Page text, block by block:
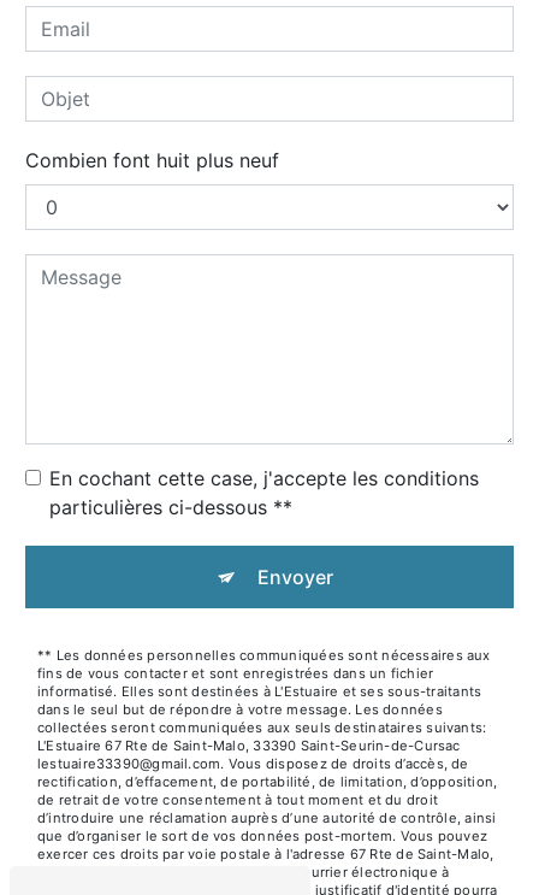
Combien font huit plus neuf
En cochant cette case, j'accepte les conditions
particulières ci-dessous **
Envoyer
** Les données personnelles communiquées sont nécessaires aux
fins de vous contacter et sont enregistrées dans un fichier
informatisé. Elles sont destinées à L'Estuaire et ses sous-traitants
dans le seul but de répondre à votre message. Les données
collectées seront communiquées aux seuls destinataires suivants:
L'Estuaire 67 Rte de Saint-Malo, 33390 Saint-Seurin-de-Cursac
lestuaire33390@gmail.com. Vous disposez de droits d’accès, de
rectification, d’effacement, de portabilité, de limitation, d’opposition,
de retrait de votre consentement à tout moment et du droit
d’introduire une réclamation auprès d’une autorité de contrôle, ainsi
que d’organiser le sort de vos données post-mortem. Vous pouvez
exercer ces droits par voie postale à l'adresse 67 Rte de Saint-Malo,
33390 Saint-Seurin-de-Cursac ou par courrier électronique à
l'adresse lestuaire33390@gmail.com. Un justificatif d'identité pourra